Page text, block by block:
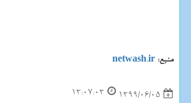
منبع: netwash.ir
1399/06/05
13:07:03